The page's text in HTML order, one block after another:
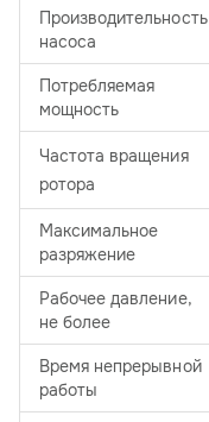
Производительность
насоса
Потребляемая
мощность
Частота вращения
ротора
Максимальное
разряжение
Рабочее давление,
не более
Время непрерывной
работы